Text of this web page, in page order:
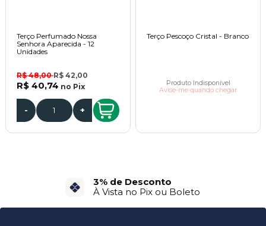
Terço Perfumado Nossa
Senhora Aparecida - 12
Unidades
R$ 48,00R$ 42,00
R$ 40,74 no Pix
- +
Terço Pescoço Cristal - Branco
Produto Indisponível
Avise-me quando chegar
3% de Desconto
À Vista no Pix ou Boleto